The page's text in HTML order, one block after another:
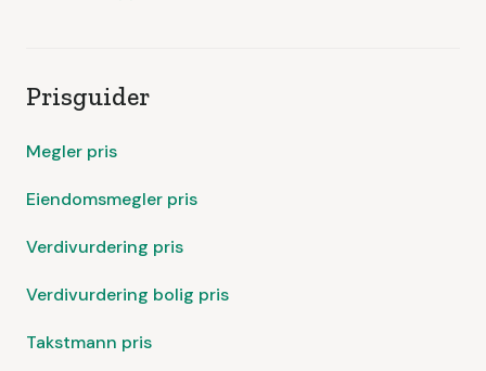
Prisguider
Megler pris
Eiendomsmegler pris
Verdivurdering pris
Verdivurdering bolig pris
Takstmann pris